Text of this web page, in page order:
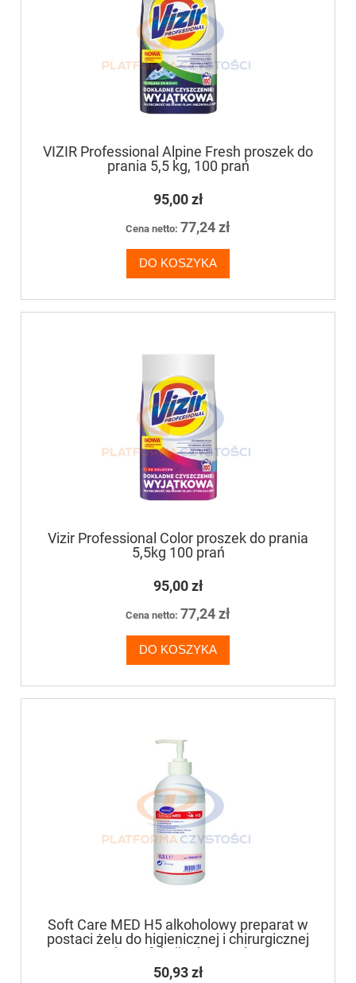
VIZIR Professional Alpine Fresh proszek do
prania 5,5 kg, 100 prań
95,00 zł
Cena netto: 77,24 zł
DO KOSZYKA
Vizir Professional Color proszek do prania
5,5kg 100 prań
95,00 zł
Cena netto: 77,24 zł
DO KOSZYKA
Soft Care MED H5 alkoholowy preparat w
postaci żelu do higienicznej i chirurgicznej
dezynfekcji rąk 500ml
50,93 zł